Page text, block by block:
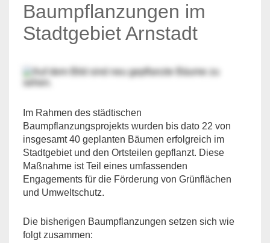
Baumpflanzungen im
Stadtgebiet Arnstadt
Im Rahmen des städtischen
Baumpflanzungsprojekts wurden bis dato 22 von
insgesamt 40 geplanten Bäumen erfolgreich im
Stadtgebiet und den Ortsteilen gepflanzt. Diese
Maßnahme ist Teil eines umfassenden
Engagements für die Förderung von Grünflächen
und Umweltschutz.
Die bisherigen Baumpflanzungen setzen sich wie
folgt zusammen: